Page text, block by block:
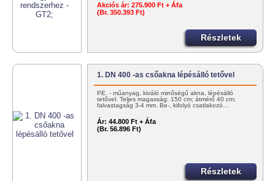
Akciós ár: 275.900 Ft + Áfa
(Br. 350.393 Ft)
Részletek
1. DN 400 -as csőakna lépésálló tetővel
PE. - műanyag, kiváló minőségű akna, lépésálló
tetővel. Teljes magasság: 150 cm; átmérő 40 cm;
falvastagság 3-4 mm. Be-, kifolyó csatlakozó…
Ár: 44.800 Ft + Áfa
(Br. 56.896 Ft)
Részletek